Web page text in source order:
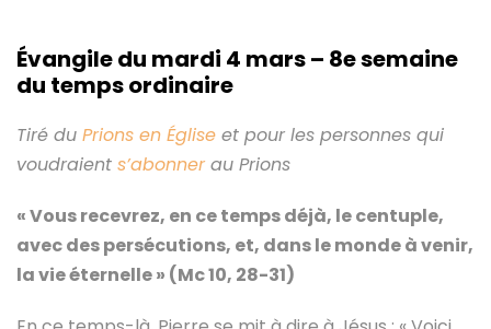
Évangile du mardi 4 mars– 8e semaine
du temps ordinaire
Tiré du Prions en Église et pour les personnes qui
voudraient s’abonnerau Prions
« Vous recevrez, en ce temps déjà, le centuple,
avec des persécutions, et, dans le monde à venir,
la vie éternelle » (Mc 10, 28-31)